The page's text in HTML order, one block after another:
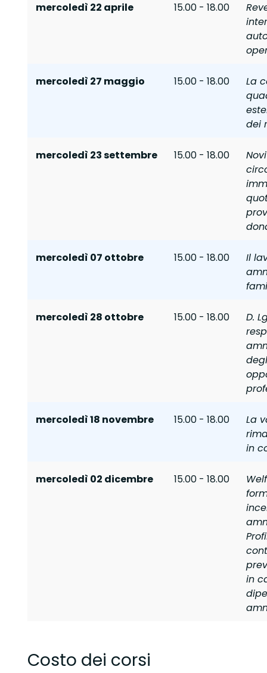
mercoledì 22 aprile 15.00 - 18.00
mercoledì 27 maggio 15.00 - 18.00
La
dei
mercoledì 23 settembre 15.00 - 18.00
mercoledì 07 ottobre 15.00 - 18.00
Il
mercoledì 28 ottobre 15.00 - 18.00
D.
mercoledì 18 novembre 15.00 - 18.00
La
in
mercoledì 02 dicembre 15.00 - 18.00
in
Costo dei corsi